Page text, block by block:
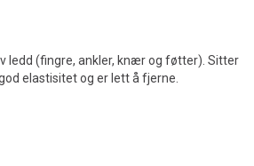
ledd (fingre, ankler, knær og føtter). Sitter
elastisitet og er lett å fjerne.